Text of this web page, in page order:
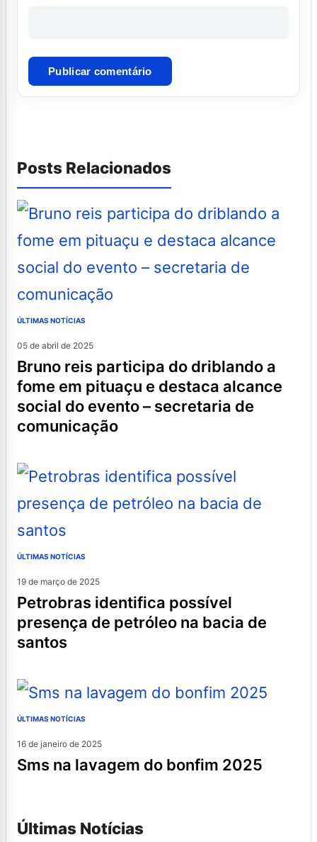
Posts Relacionados
ÚLTIMAS NOTÍCIAS
05 de abril de 2025
bruno reis participa do driblando a
fome em pituaçu e destaca alcance
social do evento – secretaria de
comunicação
ÚLTIMAS NOTÍCIAS
19 de março de 2025
petrobras identifica possível
presença de petróleo na bacia de
santos
ÚLTIMAS NOTÍCIAS
16 de janeiro de 2025
sms na lavagem do bonfim 2025
Últimas Notícias